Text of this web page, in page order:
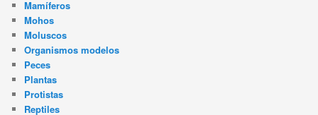
Mamíferos
Mohos
Moluscos
Organismos modelos
Peces
Plantas
Protistas
Reptiles